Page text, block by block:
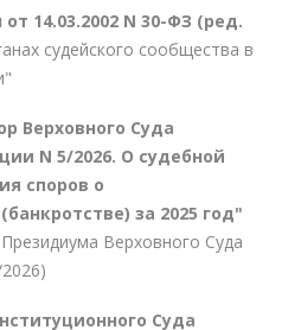
14.03.2002 N 30-ФЗ (ред.
судейского сообщества в
Верховного Суда
N 5/2026. О судебной
споров о
за 2025 год"
Верховного Суда
Суда